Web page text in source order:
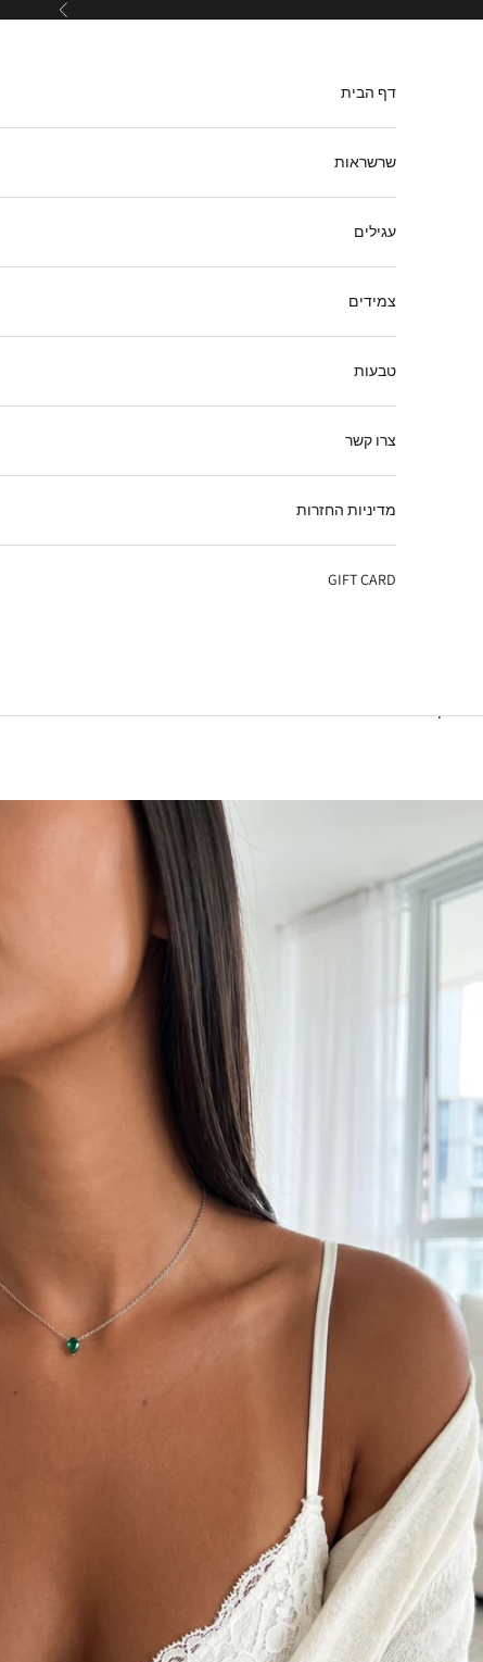
הקודם
דף הבית
שרשראות
עגילים
צמידים
טבעות
צרו קשר
מדיניות החזרות
GIFT CARD